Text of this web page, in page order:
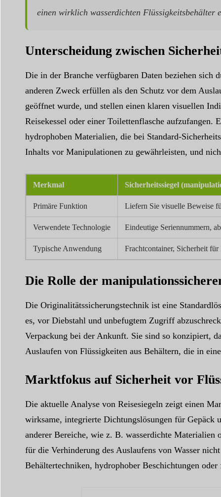
einen wirklich wasserdichten Flüssigkeitsbehälter
Unterscheidung zwischen
Die in der Branche verfügbaren Daten beziehen sich
anderen Zweck erfüllen als den Schutz vor dem
geöffnet wurde, und stellen einen klaren visuellen
Reisekessel oder einer Toilettenflasche aufzufangen.
hydrophoben Materialien, die bei Standard-
Inhalts vor Manipulationen zu gewährleisten, und
Merkmal Sicherheitssiegel
Primäre Funktion Liefern Sie visuelle Beweise
Verwendete Technologie Eindeutige Seriennummern,
Typische Anwendung Frachtcontainer, Sicherheit
Die Rolle der
Die Originalitätssicherungstechnik ist eine
es, vor Diebstahl und unbefugtem Zugriff
Verpackung bei der Ankunft. Sie sind so konzipiert,
Auslaufen von Flüssigkeiten aus Behältern, die in
Marktfokus auf Sicherheit vor
Die aktuelle Analyse von Reisesiegeln zeigt einen
wirksame, integrierte Dichtungslösungen für Gepäck
anderer Bereiche, wie z. B. wasserdichte Materialien
für die Verhinderung des Auslaufens von Wasser
Behältertechniken, hydrophober Beschichtungen